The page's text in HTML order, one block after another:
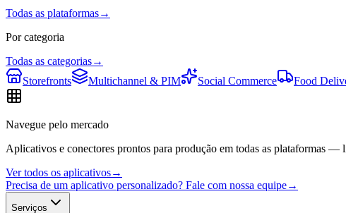
Todas as plataformas→
Por categoria
Todas as categorias→
Storefronts
Multichannel & PIM Social Commerce Food
Navegue pelo mercado
Aplicativos e conectores prontos para produção em todas as plataformas
Ver todos os aplicativos→
Precisa de um aplicativo personalizado? Fale com nossa equipe→
Serviços